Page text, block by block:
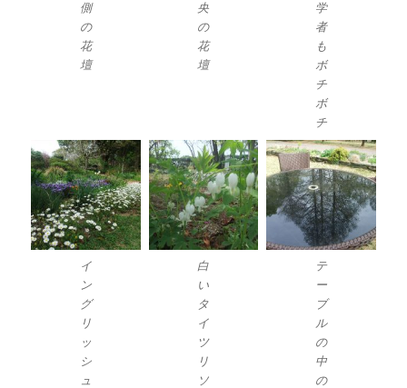
側
の
花
壇
央
の
花
壇
学
者
も
ボ
チ
ボ
チ
イ
ン
グ
リ
ッ
シ
ュ
白
い
タ
イ
ツ
リ
ソ
テ
ー
ブ
ル
の
中
の